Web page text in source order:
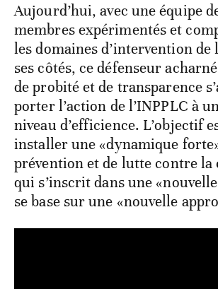
Aujourd’hui, avec une équipe
membres expérimentés et
les domaines d’intervention de
ses côtés, ce défenseur
de probité et de transparence
porter l’action de l’INPPLC à
niveau d’efficience. L’objectif
installer une «dynamique
prévention et de lutte contre
qui s’inscrit dans une
se base sur une «nouvelle